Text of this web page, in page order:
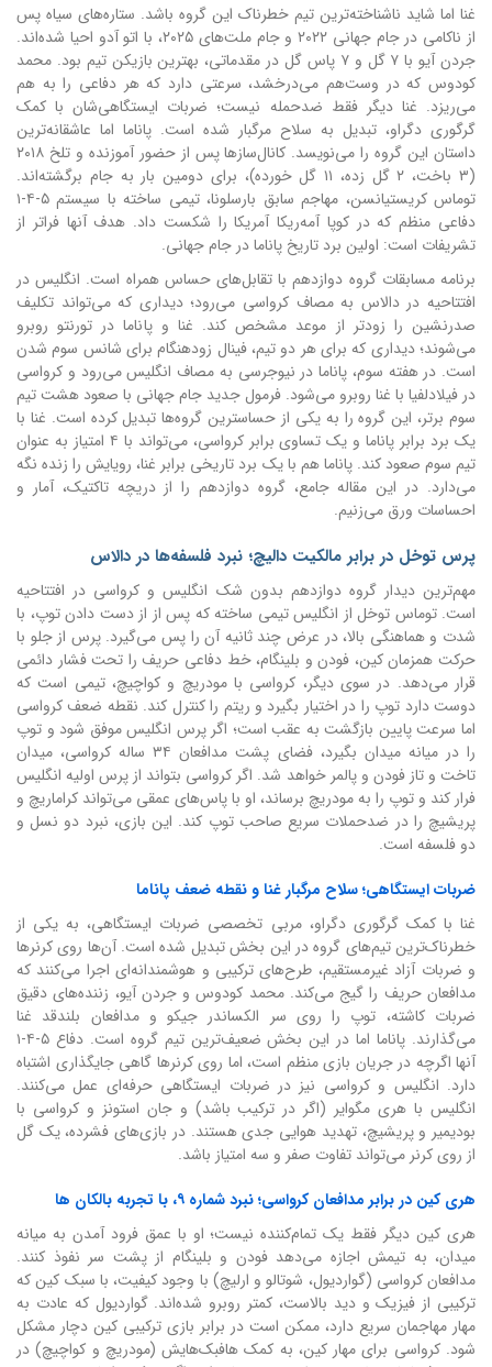
غنا اما شاید ناشناخته‌ترین تیم خطرناک این گروه باشد. ستاره‌های سیاه پس
از ناکامی در جام جهانی ۲۰۲۲ و جام ملت‌های ۲۰۲۵، با اتو آدو احیا شده‌اند.
جردن آیو با ۷ گل و ۷ پاس گل در مقدماتی، بهترین بازیکن تیم بود. محمد
کودوس که در وست‌هم می‌درخشد، سرعتی دارد که هر دفاعی را به هم
می‌ریزد. غنا دیگر فقط ضدحمله نیست؛ ضربات ایستگاهی‌شان با کمک
گرگوری دگراو، تبدیل به سلاح مرگبار شده است. پاناما اما عاشقانه‌ترین
داستان این گروه را می‌نویسد. کانال‌سازها پس از حضور آموزنده و تلخ ۲۰۱۸
(۳ باخت، ۲ گل زده، ۱۱ گل خورده)، برای دومین بار به جام برگشته‌اند.
توماس کریستیانسن، مهاجم سابق بارسلونا، تیمی ساخته با سیستم ۵-۴-۱
دفاعی منظم که در کوپا آمه‌ریکا آمریکا را شکست داد. هدف آنها فراتر از
تشریفات است: اولین برد تاریخ پاناما در جام جهانی.
برنامه مسابقات گروه دوازدهم با تقابل‌های حساس همراه است. انگلیس در
افتتاحیه در دالاس به مصاف کرواسی می‌رود؛ دیداری که می‌تواند تکلیف
صدرنشین را زودتر از موعد مشخص کند. غنا و پاناما در تورنتو روبرو
می‌شوند؛ دیداری که برای هر دو تیم، فینال زودهنگام برای شانس سوم شدن
است. در هفته سوم، پاناما در نیوجرسی به مصاف انگلیس می‌رود و کرواسی
در فیلادلفیا با غنا روبرو می‌شود. فرمول جدید جام جهانی با صعود هشت تیم
سوم برتر، این گروه را به یکی از حساسترین گروه‌ها تبدیل کرده است. غنا با
یک برد برابر پاناما و یک تساوی برابر کرواسی، می‌تواند با ۴ امتیاز به عنوان
تیم سوم صعود کند. پاناما هم با یک برد تاریخی برابر غنا، رویایش را زنده نگه
می‌دارد. در این مقاله جامع، گروه دوازدهم را از دریچه تاکتیک، آمار و
احساسات ورق می‌زنیم.
پرس توخل در برابر مالکیت دالیچ؛ نبرد فلسفه‌ها در دالاس
مهم‌ترین دیدار گروه دوازدهم بدون شک انگلیس و کرواسی در افتتاحیه
است. توماس توخل از انگلیس تیمی ساخته که پس از از دست دادن توپ، با
شدت و هماهنگی بالا، در عرض چند ثانیه آن را پس می‌گیرد. پرس از جلو با
حرکت همزمان کین، فودن و بلینگام، خط دفاعی حریف را تحت فشار دائمی
قرار می‌دهد. در سوی دیگر، کرواسی با مودریچ و کواچیچ، تیمی است که
دوست دارد توپ را در اختیار بگیرد و ریتم را کنترل کند. نقطه ضعف کرواسی
اما سرعت پایین بازگشت به عقب است؛ اگر پرس انگلیس موفق شود و توپ
را در میانه میدان بگیرد، فضای پشت مدافعان ۳۴ ساله کرواسی، میدان
تاخت و تاز فودن و پالمر خواهد شد. اگر کرواسی بتواند از پرس اولیه انگلیس
فرار کند و توپ را به مودریچ برساند، او با پاس‌های عمقی می‌تواند کراماریچ و
پریشیچ را در ضدحملات سریع صاحب توپ کند. این بازی، نبرد دو نسل و
دو فلسفه است.
ضربات ایستگاهی؛ سلاح مرگبار غنا و نقطه ضعف پاناما
غنا با کمک گرگوری دگراو، مربی تخصصی ضربات ایستگاهی، به یکی از
خطرناک‌ترین تیم‌های گروه در این بخش تبدیل شده است. آن‌ها روی کرنرها
و ضربات آزاد غیرمستقیم، طرح‌های ترکیبی و هوشمندانه‌ای اجرا می‌کنند که
مدافعان حریف را گیج می‌کند. محمد کودوس و جردن آیو، زننده‌های دقیق
ضربات کاشته، توپ را روی سر الکساندر جیکو و مدافعان بلندقد غنا
می‌گذارند. پاناما اما در این بخش ضعیف‌ترین تیم گروه است. دفاع ۵-۴-۱
آنها اگرچه در جریان بازی منظم است، اما روی کرنرها گاهی جایگذاری اشتباه
دارد. انگلیس و کرواسی نیز در ضربات ایستگاهی حرفه‌ای عمل می‌کنند.
انگلیس با هری مگوایر (اگر در ترکیب باشد) و جان استونز و کرواسی با
بودیمیر و پریشیچ، تهدید هوایی جدی هستند. در بازی‌های فشرده، یک گل
از روی کرنر می‌تواند تفاوت صفر و سه امتیاز باشد.
هری کین در برابر مدافعان کرواسی؛ نبرد شماره ۹، با تجربه بالکان ها
هری کین دیگر فقط یک تمام‌کننده نیست؛ او با عمق فرود آمدن به میانه
میدان، به تیمش اجازه می‌دهد فودن و بلینگام از پشت سر نفوذ کنند.
مدافعان کرواسی (گواردیول، شوتالو و ارلیچ) با وجود کیفیت، با سبک کین که
ترکیبی از فیزیک و دید بالاست، کمتر روبرو شده‌اند. گواردیول که عادت به
مهار مهاجمان سریع دارد، ممکن است در برابر بازی ترکیبی کین دچار مشکل
شود. کرواسی برای مهار کین، به کمک هافبک‌هایش (مودریچ و کواچیچ) در